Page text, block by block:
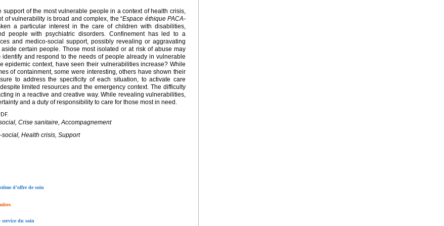
of the most vulnerable people in a context of health crisis,
of vulnerability is broad and complex, the “Espace éthique PACA-
a particular interest in the care of children with disabilities,
people with psychiatric disorders. Confinement has led to a
and medico-social support, possibly revealing or aggravating
certain people. Those most isolated or at risk of abuse may
and respond to the needs of people already in vulnerable
epidemic context, have seen their vulnerabilities increase? While
of containment, some were interesting, others have shown their
to address the specificity of each situation, to activate care
limited resources and the emergency context. The difficulty
in a reactive and creative way. While revealing vulnerabilities,
and a duty of responsibility to care for those most in need.
Crise sanitaire, Accompagnement
Health crisis, Support
d’offre de soin
service du soin